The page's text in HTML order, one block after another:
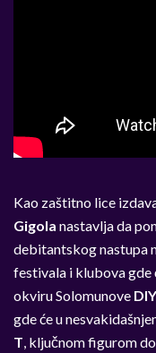
Kao zaštitno lice
Gigola nastavlja da
debitantskog nastupa
festivala i klubova gde
okviru Solomunove
gde će u
T , ključnom figurom